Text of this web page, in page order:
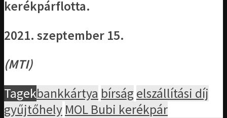
kerékpárflotta.
2021. szeptember 15.
(MTI)
Tagekbankkártya bírságelszállítási díj
gyűjtőhely MOL Bubi kerékpár